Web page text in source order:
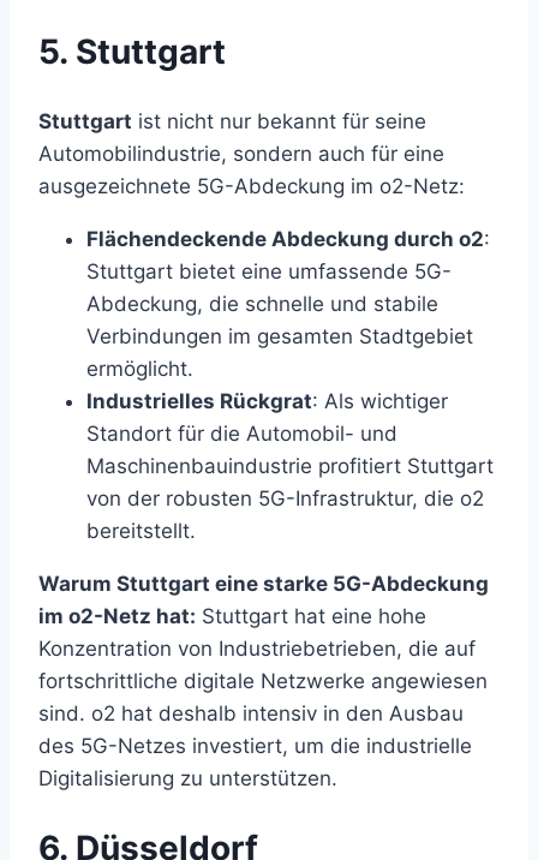
5. Stuttgart
Stuttgart ist nicht nur bekannt für seine
Automobilindustrie, sondern auch für eine
ausgezeichnete 5G-Abdeckung im o2-Netz:
Flächendeckende Abdeckung durch o2:
Stuttgart bietet eine umfassende 5G-
Abdeckung, die schnelle und stabile
Verbindungen im gesamten Stadtgebiet
ermöglicht.
Industrielles Rückgrat: Als wichtiger
Standort für die Automobil- und
Maschinenbauindustrie profitiert Stuttgart
von der robusten 5G-Infrastruktur, die o2
bereitstellt.
Warum Stuttgart eine starke 5G-Abdeckung
im o2-Netz hat: Stuttgart hat eine hohe
Konzentration von Industriebetrieben, die auf
fortschrittliche digitale Netzwerke angewiesen
sind. o2 hat deshalb intensiv in den Ausbau
des 5G-Netzes investiert, um die industrielle
Digitalisierung zu unterstützen.
6. Düsseldorf